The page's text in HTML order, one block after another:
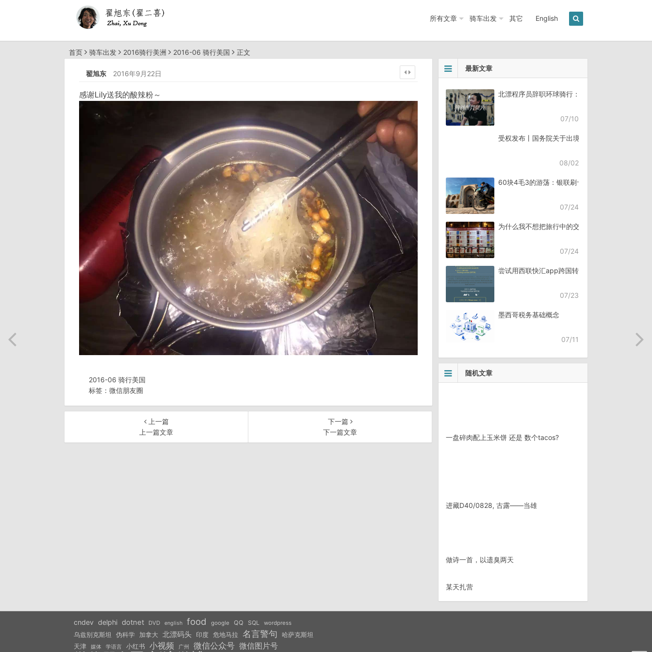
所有文章 骑车出发 其它 English
首页 骑车出发 2016骑行美洲 2016-06 骑行美国 正文
翟旭东 2016年9月22日
感谢Lily送我的酸辣粉～
2016-06 骑行美国
标签： 微信朋友圈
上一篇
上一篇文章
下一篇
下一篇文章
最新文章
北漂程序员辞职环球骑行：7年骑行45个国家《骑
07/10
受权发布丨国务院关于出境入境管理的规定
08/02
60块4毛3的游荡：银联刷卡失败，却扣了钱
07/24
为什么我不想把旅行中的交流，全都交给AI？
07/24
尝试用西联快汇app跨国转账
07/23
墨西哥税务基础概念
07/11
随机文章
一盘碎肉配上玉米饼 还是 数个tacos?
进藏D40/0828, 古露——当雄
做诗一首，以遗臭两天
某天扎营
cndev delphi dotnet DVD english food google QQ SQL wordpress
乌兹别克斯坦 伪科学 加拿大 北漂码头 印度 危地马拉 名言警句 哈萨克斯坦
天津 媒体 学语言 小红书 小视频 广州 微信公众号 微信图片号